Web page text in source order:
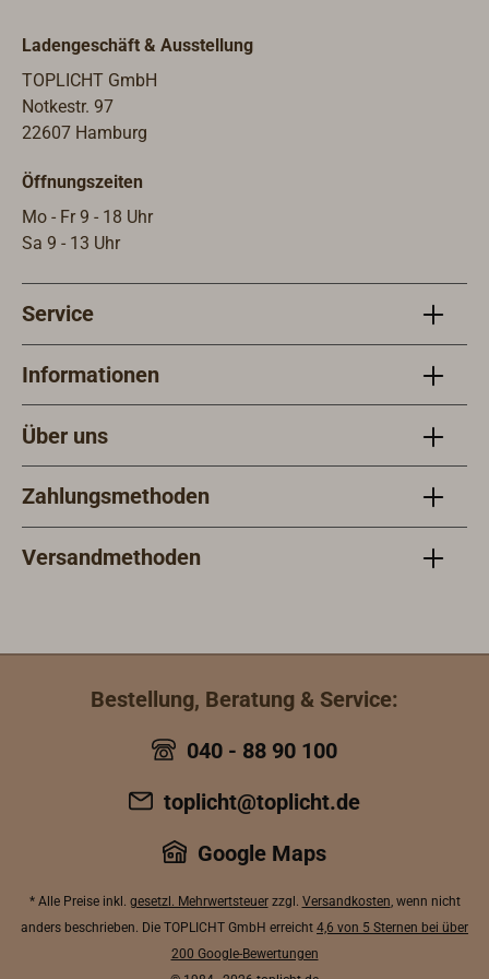
Ladengeschäft & Ausstellung
TOPLICHT GmbH
Notkestr. 97
22607 Hamburg
Öffnungszeiten
Mo - Fr 9 - 18 Uhr
Sa 9 - 13 Uhr
Service
Informationen
Über uns
Zahlungsmethoden
Versandmethoden
Bestellung, Beratung & Service:
040 - 88 90 100
toplicht@toplicht.de
Google Maps
* Alle Preise inkl. gesetzl. Mehrwertsteuerzzgl. Versandkosten, wenn nicht
anders beschrieben. Die TOPLICHT GmbH erreicht 4,6 von 5 Sternen bei über
200 Google-Bewertungen